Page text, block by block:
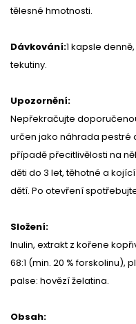
tělesné hmotnosti.
Dávkování:1 kapsle
tekutiny.
Upozornění:
Nepřekračujte
určen jako náhrada pestré
případě přecitlivělosti na
děti do 3 let, těhotné a
dětí. Po otevření
Složení:
Inulin, extrakt z kořene
68:1 (min. 20 % forskolinu),
palse: hovězí želatina.
Obsah: